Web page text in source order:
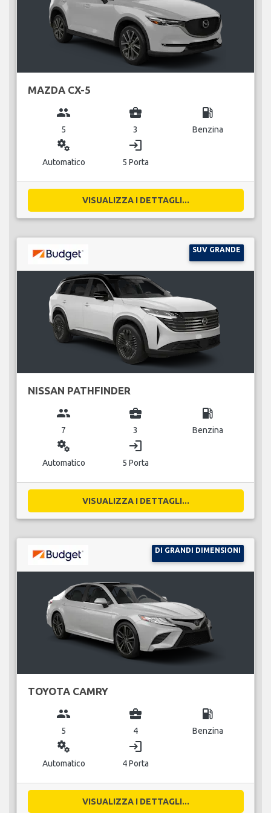
MAZDA CX-5
group
5
business_center
3
local_gas_station
Benzina
miscellaneous_services
Automatico
login
5 Porta
VISUALIZZA I DETTAGLI...
SUV GRANDE
NISSAN PATHFINDER
group
7
business_center
3
local_gas_station
Benzina
miscellaneous_services
Automatico
login
5 Porta
VISUALIZZA I DETTAGLI...
DI GRANDI DIMENSIONI
TOYOTA CAMRY
group
5
business_center
4
local_gas_station
Benzina
miscellaneous_services
Automatico
login
4 Porta
VISUALIZZA I DETTAGLI...